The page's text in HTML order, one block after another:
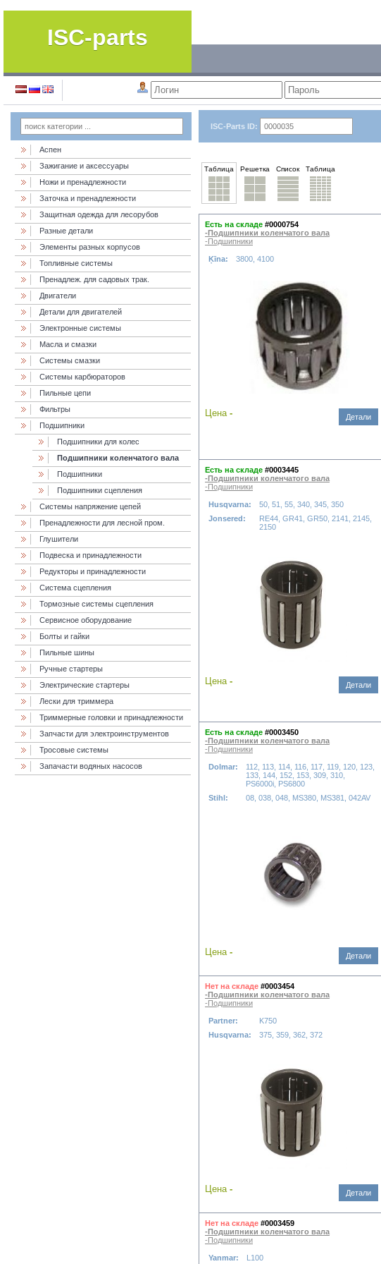
ISC-parts
Аспен
Зажигание и аксессуары
Ножи и пренадлежности
Заточка и пренадлежности
Защитная одежда для лесорубов
Разные детали
Элементы разных корпусов
Топливные системы
Пренадлеж. для садовых трак.
Двигатели
Детали для двигателей
Электронные системы
Масла и смазки
Cистемы смазки
Системы карбюраторов
Пильные цепи
Фильтры
Подшипники
Подшипники для колес
Подшипники коленчатого вала
Подшипники
Подшипники сцепления
Системы напряжение цепей
Пренадлежности для лесной пром.
Глушители
Подвеска и принадлежности
Редукторы и принадлежности
Система сцепления
Тормозные системы сцепления
Сервисное оборудование
Болты и гайки
Пильные шины
Ручные стартеры
Электрические стартеры
Лески для триммера
Триммерные головки и принадлежности
Запчасти для электроинструментов
Тросовые системы
Запачасти водяных насосов
ISC-Parts ID:
Таблица Решетка Список Таблица
Есть на складе #0000754
-Подшипники коленчатого вала
-Подшипники
Ķīna: 3800, 4100
Цена - Детали
Есть на складе #0003445
-Подшипники коленчатого вала
-Подшипники
Husqvarna:
50, 51, 55, 340, 345, 350
Jonsered:
RE44, GR41, GR50, 2141, 2145,
2150
Цена - Детали
Есть на складе #0003450
-Подшипники коленчатого вала
-Подшипники
Dolmar:
112, 113, 114, 116, 117, 119, 120, 123,
133, 144, 152, 153, 309, 310,
PS6000i, PS6800
Stihl:
08, 038, 048, MS380, MS381, 042AV
Цена - Детали
Нет на складе #0003454
-Подшипники коленчатого вала
-Подшипники
Partner:
K750
Husqvarna:
375, 359, 362, 372
Цена - Детали
Нет на складе #0003459
-Подшипники коленчатого вала
-Подшипники
Yanmar: L100